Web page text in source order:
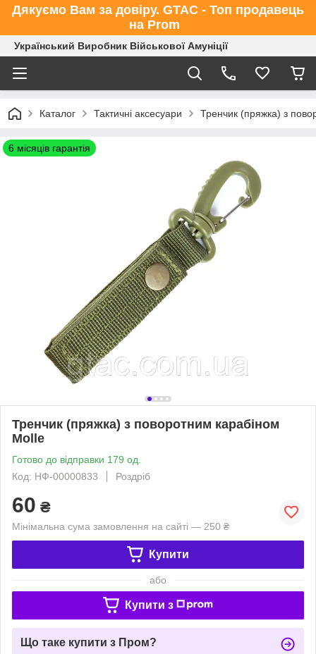
Дякуємо Вам за довіру. GTAC - Топ продавець
на Prom
Український Виробник Військової Амуніції
Каталог Тактичні аксесуари Тренчик (пряжка) з
6 місяців гарантія
Тренчик (пряжка) з поворотним карабіном
Molle
Готово до відправки 179 од.
Код: НФ-00000833
Роздріб
60 ₴
Мінімальна сума замовлення на сайті — 250 ₴
Купити
або
Купити з
Що таке купити з Пром?